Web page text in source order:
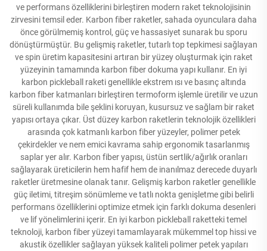
ve performans özelliklerini birleştiren modern raket teknolojisinin
zirvesini temsil eder. Karbon fiber raketler, sahada oyunculara daha
önce görülmemiş kontrol, güç ve hassasiyet sunarak bu sporu
dönüştürmüştür. Bu gelişmiş raketler, tutarlı top tepkimesi sağlayan
ve spin üretim kapasitesini artıran bir yüzey oluşturmak için raket
yüzeyinin tamamında karbon fiber dokuma yapı kullanır. En iyi
karbon pickleball raketi genellikle ekstrem ısı ve basınç altında
karbon fiber katmanları birleştiren termoform işlemle üretilir ve uzun
süreli kullanımda bile şeklini koruyan, kusursuz ve sağlam bir raket
yapısı ortaya çıkar. Üst düzey karbon raketlerin teknolojik özellikleri
arasında çok katmanlı karbon fiber yüzeyler, polimer petek
çekirdekler ve nem emici kavrama sahip ergonomik tasarlanmış
saplar yer alır. Karbon fiber yapısı, üstün sertlik/ağırlık oranları
sağlayarak üreticilerin hem hafif hem de inanılmaz derecede duyarlı
raketler üretmesine olanak tanır. Gelişmiş karbon raketler genellikle
güç iletimi, titreşim sönümleme ve tatlı nokta genişletme gibi belirli
performans özelliklerini optimize etmek için farklı dokuma desenleri
ve lif yönelimlerini içerir. En iyi karbon pickleball raketteki temel
teknoloji, karbon fiber yüzeyi tamamlayarak mükemmel top hissi ve
akustik özellikler sağlayan yüksek kaliteli polimer petek yapıları